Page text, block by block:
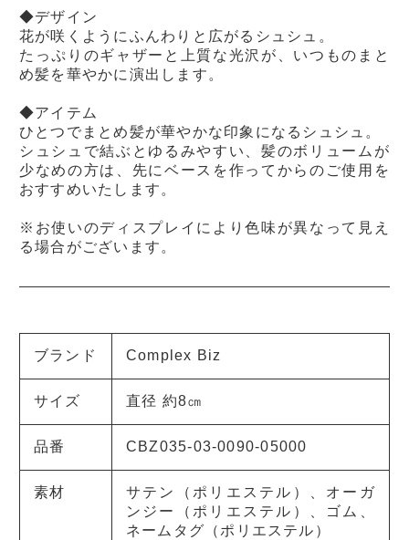
◆デザイン
花が咲くようにふんわりと広がるシュシュ。
たっぷりのギャザーと上質な光沢が、いつものまと
め髪を華やかに演出します。
◆アイテム
ひとつでまとめ髪が華やかな印象になるシュシュ。
シュシュで結ぶとゆるみやすい、髪のボリュームが
少なめの方は、先にベースを作ってからのご使用を
おすすめいたします。
※お使いのディスプレイにより色味が異なって見え
る場合がございます。
ブランド Complex Biz
サイズ 直径 約8㎝
品番 CBZ035-03-0090-05000
素材
サテン（ポリエステル）、オーガ
ンジー（ポリエステル）、ゴム、
ネームタグ（ポリエステル）